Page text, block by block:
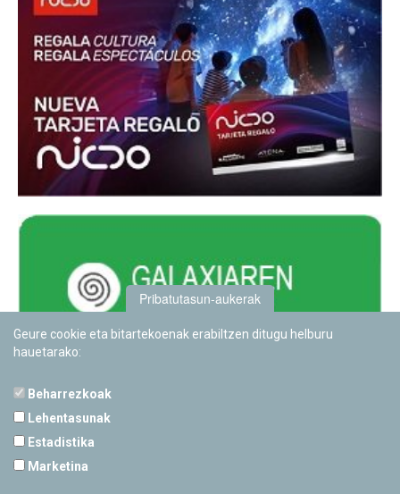
Pribatutasun-aukerak
Geure cookie eta bitartekoenak erabiltzen ditugu helburu
hauetarako:
Beharrezkoak
Lehentasunak
Estadistika
Marketina